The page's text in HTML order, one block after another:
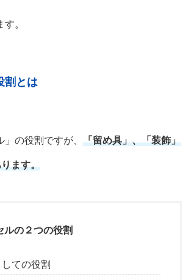
。
割とは
の役割ですが、 「留め具」、「装飾」
ます。
ルの２つの役割
ての役割